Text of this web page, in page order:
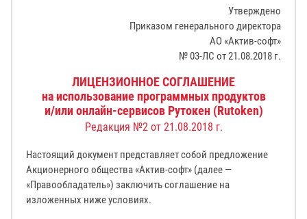
Утверждено
Приказом генерального директора
АО «Актив-софт»
№ 03-ЛС от 21.08.2018 г.
ЛИЦЕНЗИОННОЕ СОГЛАШЕНИЕ
на использование программных продуктов
и/или онлайн-сервисов Рутокен (Rutoken)
Редакция №2 от 21.08.2018 г.
Настоящий документ представляет собой предложение
Акционерного общества «Актив-софт» (далее —
«Правообладатель») заключить соглашение на
изложенных ниже условиях.